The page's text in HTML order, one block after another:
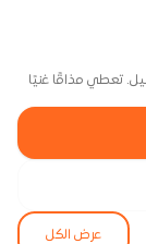
عرض الكل